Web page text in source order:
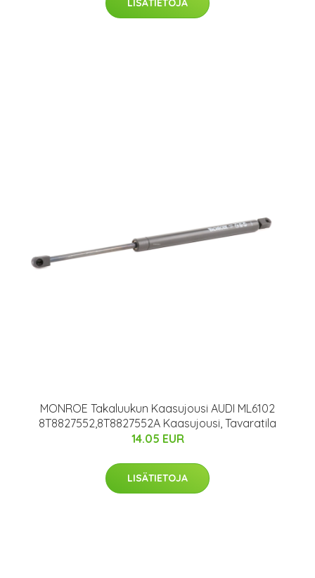
LISÄTIETOJA
MONROE Takaluukun Kaasujousi AUDI ML6102
8T8827552,8T8827552A Kaasujousi, Tavaratila
14.05 EUR
LISÄTIETOJA